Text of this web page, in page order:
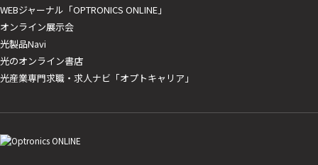
WEBジャーナル「OPTRONICS ONLINE」
オンライン展示会
光製品Navi
光のオンライン書店
光産業専門求職・求人ナビ「オプトキャリア」